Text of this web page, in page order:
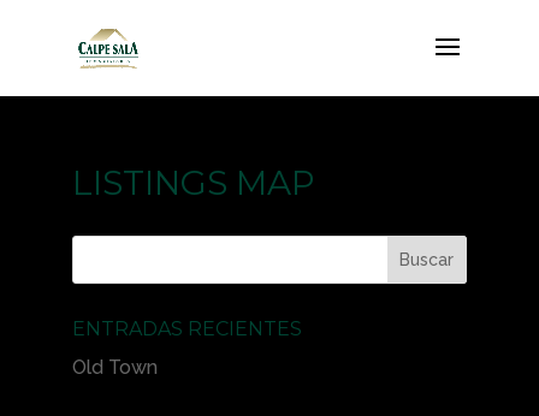
LISTINGS MAP
ENTRADAS RECIENTES
Old Town